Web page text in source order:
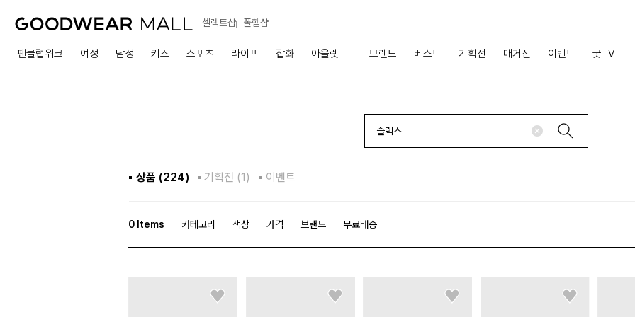
셀렉트샵 폴햄샵
팬클럽위크 여성 남성 키즈 스포츠 라이프 잡화 아울렛 브랜드 베스트 기획전 매거진 이벤트 굿TV
상품 (224) 기획전 (1) 이벤트
0 Items 카테고리 색상 가격 브랜드 무료배송